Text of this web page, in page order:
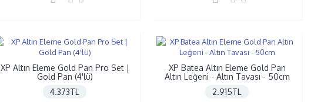
XP Altın Eleme Gold Pan Pro Set |
Gold Pan (4'lü)
4.373TL
XP Batea Altın Eleme Gold Pan
Altın Leğeni - Altın Tavası - 50cm
2.915TL